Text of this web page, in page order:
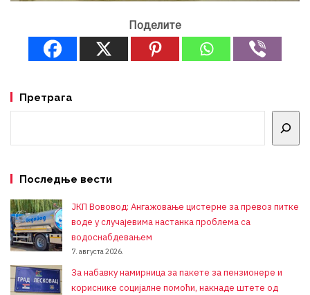
Поделите
Претрага
Последње вести
ЈКП Вововод: Ангажовање цистерне за превоз питке
воде у случајевима настанка проблема са
водоснабдевањем
7. августа 2026.
За набавку намирница за пакете за пензионере и
кориснике социјалне помоћи, накнаде штете од